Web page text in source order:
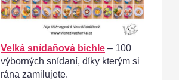
Velká snídaňová bichle – 100
výborných snídaní, díky kterým si
rána zamilujete.